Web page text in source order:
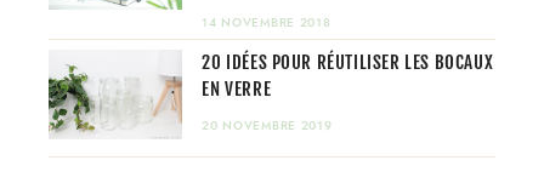
14 NOVEMBRE 2018
20 IDÉES POUR RÉUTILISER LES BOCAUX
EN VERRE
20 NOVEMBRE 2019